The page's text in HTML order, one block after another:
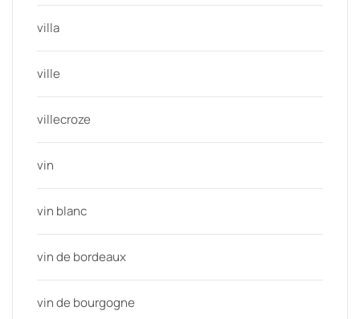
villa
ville
villecroze
vin
vin blanc
vin de bordeaux
vin de bourgogne